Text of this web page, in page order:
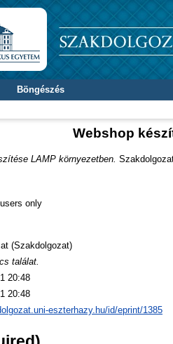
Böngészés
Webshop
LAMP környezetben.
only
(Szakdolgozat)
találat.
20:48
20:48
eszterhazy.hu/id/eprint/1385